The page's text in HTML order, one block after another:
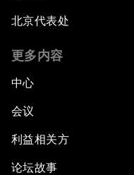
北京代表处
更多内容
中心
会议
利益相关方
论坛故事